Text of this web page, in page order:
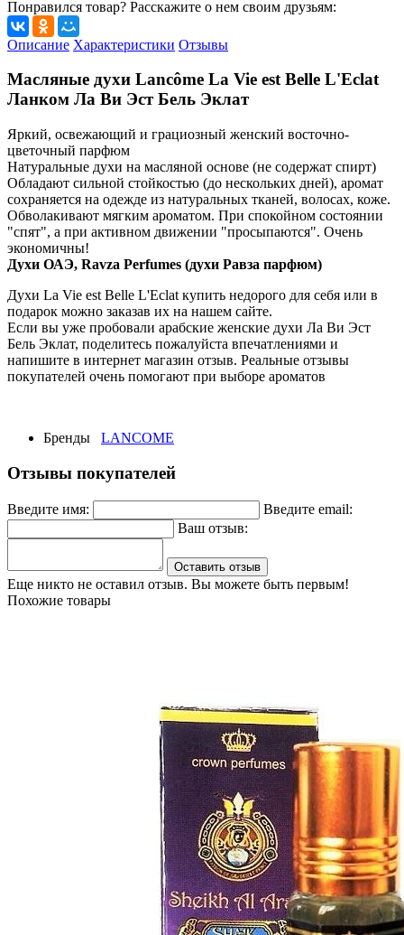
Понравился товар? Расскажите о нем своим друзьям:
Описание Характеристики Отзывы
Масляные духи Lancôme La Vie est Belle L'Eclat
Ланком Ла Ви Эст Бель Эклат
Яркий, освежающий и грациозный женский восточно-
цветочный парфюм
Натуральные духи на масляной основе (не содержат спирт)
Обладают сильной стойкостью (до нескольких дней), аромат
сохраняется на одежде из натуральных тканей, волосах, коже.
Обволакивают мягким ароматом. При спокойном состоянии
"спят", а при активном движении "просыпаются". Очень
экономичны!
Духи ОАЭ, Ravza Perfumes (духи Равза парфюм)
Духи La Vie est Belle L'Eclat купить недорого для себя или в
подарок можно заказав их на нашем сайте.
Если вы уже пробовали арабские женские духи Ла Ви Эст
Бель Эклат, поделитесь пожалуйста впечатлениями и
напишите в интернет магазин отзыв. Реальные отзывы
покупателей очень помогают при выборе ароматов
Бренды LANCOME
Отзывы покупателей
Введите имя:
Введите email:
Ваш отзыв:
Оставить отзыв
Еще никто не оставил отзыв. Вы можете быть первым!
Похожие товары